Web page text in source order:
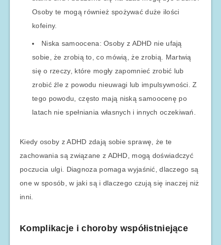
Osoby te mogą również spożywać duże ilości
kofeiny.
Niska samoocena: Osoby z ADHD nie ufają
sobie, że zrobią to, co mówią, że zrobią. Martwią
się o rzeczy, które mogły zapomnieć zrobić lub
zrobić źle z powodu nieuwagi lub impulsywności. Z
tego powodu, często mają niską samoocenę po
latach nie spełniania własnych i innych oczekiwań.
Kiedy osoby z ADHD zdają sobie sprawę, że te
zachowania są związane z ADHD, mogą doświadczyć
poczucia ulgi. Diagnoza pomaga wyjaśnić, dlaczego są
one w sposób, w jaki są i dlaczego czują się inaczej niż
inni.
Komplikacje i choroby współistniejące